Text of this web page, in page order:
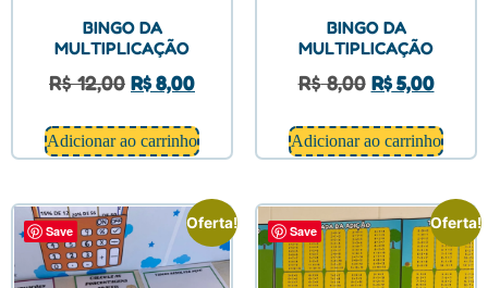
BINGO DA
MULTIPLICAÇÃO
R$12,00 R$8,00
Adicionar ao carrinho
BINGO DA
MULTIPLICAÇÃO
R$8,00 R$5,00
Adicionar ao carrinho
Save Oferta! Save Oferta!